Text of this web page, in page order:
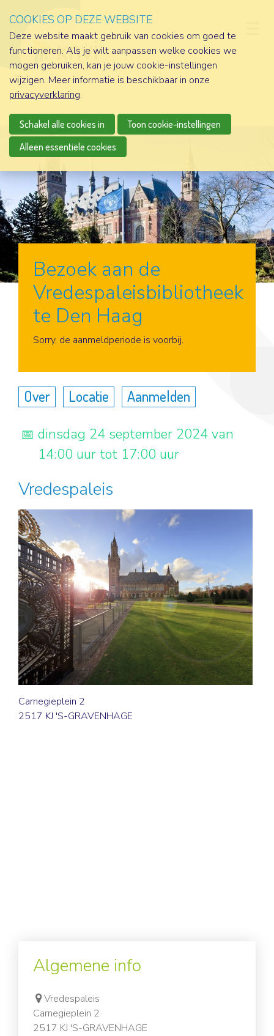
Bezoek aan de
Vredespaleisbibliotheek
te Den Haag
Aanmelden
Sorry, de aanmeldperiode is voorbij.
Over Locatie Aanmelden
dinsdag 24 september 2024 van
14:00 uur tot 17:00 uur
Vredespaleis
Carnegieplein 2
2517 KJ 'S-GRAVENHAGE
Algemene info
Vredespaleis
Carnegieplein 2
2517 KJ 'S-GRAVENHAGE
COOKIES OP DEZE WEBSITE
Deze website maakt gebruik van cookies om goed te
functioneren. Als je wilt aanpassen welke cookies we
mogen gebruiken, kan je jouw cookie-instellingen
wijzigen. Meer informatie is beschikbaar in onze
privacyverklaring.
Schakel alle cookies in
Toon cookie-instellingen
Alleen essentiële cookies